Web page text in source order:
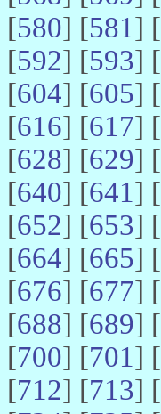
[580] [581] [
[592] [593] [
[604] [605] [
[616] [617] [
[628] [629] [
[640] [641] [
[652] [653] [
[664] [665] [
[676] [677] [
[688] [689] [
[700] [701] [
[712] [713] [